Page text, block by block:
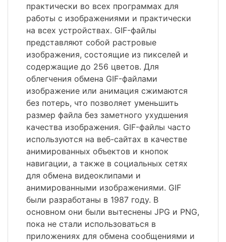
практически во всех программах для
работы с изображениями и практически
на всех устройствах. GIF-файлы
представляют собой растровые
изображения, состоящие из пикселей и
содержащие до 256 цветов. Для
облегчения обмена GIF-файлами
изображение или анимация сжимаются
без потерь, что позволяет уменьшить
размер файла без заметного ухудшения
качества изображения. GIF-файлы часто
используются на веб-сайтах в качестве
анимированных объектов и кнопок
навигации, а также в социальных сетях
для обмена видеоклипами и
анимированными изображениями. GIF
были разработаны в 1987 году. В
основном они были вытеснены JPG и PNG,
пока не стали использоваться в
приложениях для обмена сообщениями и